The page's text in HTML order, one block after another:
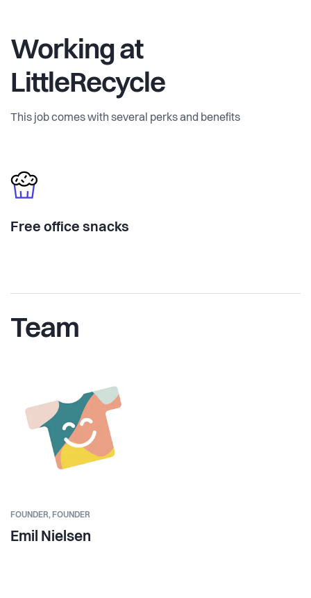
Working at
LittleRecycle
This job comes with several perks and benefits
Free office snacks
Team
FOUNDER, FOUNDER
Emil Nielsen